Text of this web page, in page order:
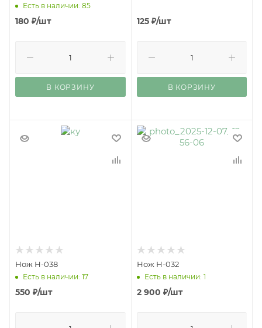
Есть в наличии: 85
180 ₽/шт
В КОРЗИНУ
125₽/шт
В КОРЗИНУ
Нож Н-038
Есть в наличии: 17
550 ₽/шт
Нож Н-032
Есть в наличии: 1
2 900 ₽/шт